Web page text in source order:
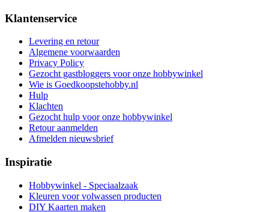
Klantenservice
Levering en retour
Algemene voorwaarden
Privacy Policy
Gezocht gastbloggers voor onze hobbywinkel
Wie is Goedkoopstehobby.nl
Hulp
Klachten
Gezocht hulp voor onze hobbywinkel
Retour aanmelden
Afmelden nieuwsbrief
Inspiratie
Hobbywinkel - Speciaalzaak
Kleuren voor volwassen producten
DIY Kaarten maken